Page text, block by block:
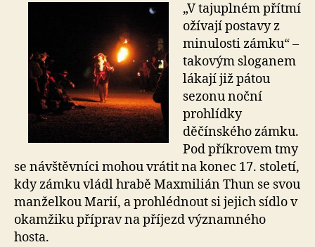
„V tajuplném přítmí
ožívají postavy z
minulosti zámku“ –
takovým sloganem
lákají již pátou
sezonu noční
prohlídky
děčínského zámku.
Pod příkrovem tmy
se návštěvníci mohou vrátit na konec 17. století,
kdy zámku vládl hrabě Maxmilián Thun se svou
manželkou Marií, a prohlédnout si jejich sídlo v
okamžiku příprav na příjezd významného
hosta.